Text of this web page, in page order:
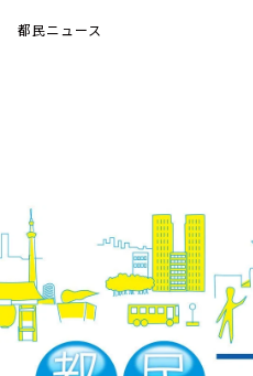
イベント・グッズ
YouTube
会社情報
都民ニュース